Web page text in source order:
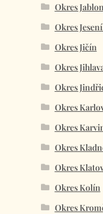
Okres
Okres
Okres Jičín
Okres
Okres
Okres
Okres
Okres
Okres
Okres Kolín
Okres